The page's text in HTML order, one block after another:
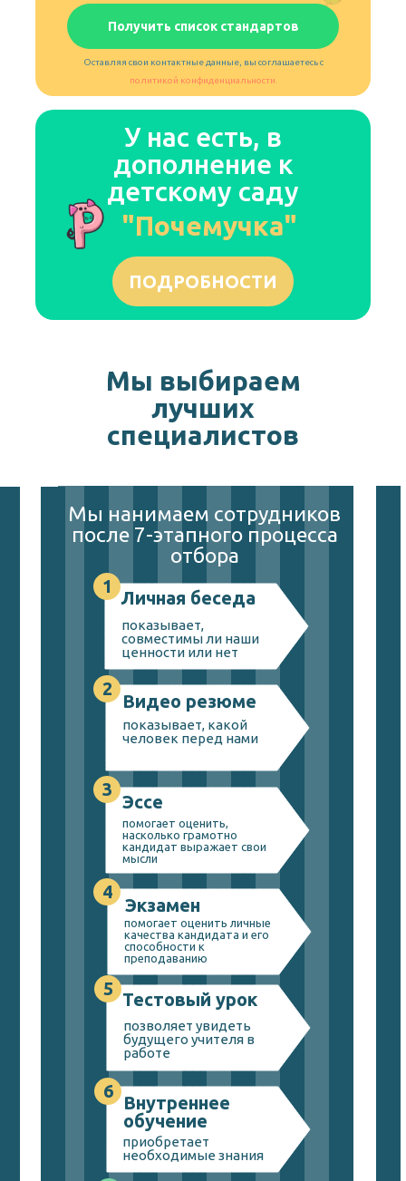
Оставляя свои контактные данные, вы соглашаетесь с
политикой конфиденциальности.
Получить список стандартов
У нас есть, в
дополнение к
детскому саду
"Почемучка"
ПОДРОБНОСТИ
Мы выбираем
лучших
специалистов
Личная беседа
показывает,
совместимы ли наши
ценности или нет
1
показывает, какой
человек перед нами
Видео резюме
2
помогает оценить,
насколько грамотно
кандидат выражает свои
мысли
Эссе
3
помогает оценить личные
качества кандидата и его
способности к
преподаванию
Экзамен
4
позволяет увидеть
будущего учителя в
работе
Тестовый урок
5
приобретает
необходимые знания
Внутреннее
обучение
6
Мы нанимаем сотрудников
после 7-этапного процесса
отбора